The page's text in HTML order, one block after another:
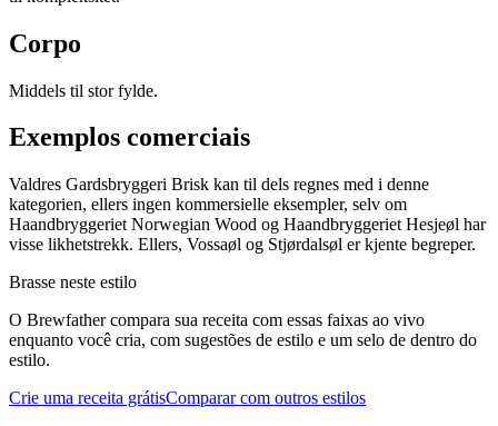
Corpo
Middels til stor fylde.
Exemplos comerciais
Valdres Gardsbryggeri Brisk kan til dels regnes med i denne
kategorien, ellers ingen kommersielle eksempler, selv om
Haandbryggeriet Norwegian Wood og Haandbryggeriet Hesjeøl har
visse likhetstrekk. Ellers, Vossaøl og Stjørdalsøl er kjente begreper.
Brasse neste estilo
O Brewfather compara sua receita com essas faixas ao vivo
enquanto você cria, com sugestões de estilo e um selo de dentro do
estilo.
Crie uma receita grátisComparar com outros estilos